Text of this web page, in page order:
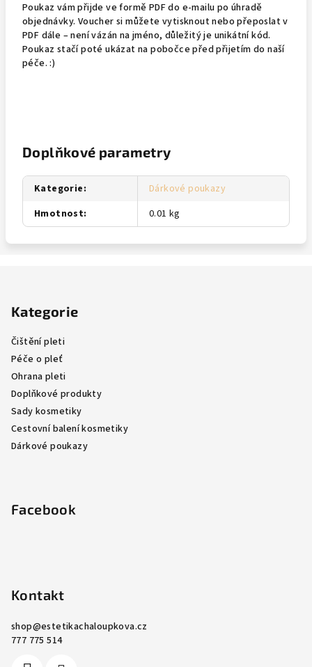
Poukaz vám přijde ve formě PDF do e-mailu po úhradě
objednávky. Voucher si můžete vytisknout nebo přeposlat v
PDF dále – není vázán na jméno, důležitý je unikátní kód.
Poukaz stačí poté ukázat na pobočce před přijetím do naší
péče. :)
Doplňkové parametry
Kategorie:
Dárkové poukazy
Hmotnost: 0.01 kg
Kategorie
Čištění pleti
Péče o pleť
Ohrana pleti
Doplňkové produkty
Sady kosmetiky
Cestovní balení kosmetiky
Dárkové poukazy
Facebook
Kontakt
shop@estetikachaloupkova.cz
777 775 514